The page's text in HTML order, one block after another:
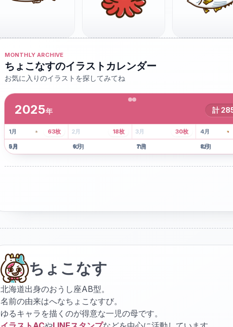
MONTHLY ARCHIVE
ちょこなすのイラストカレンダー
お気に入りのイラストを探してみてね
2025年 計
1月 2枚 2月 3月 4月
5月
41枚
6月
13枚
7月
6枚
8月
9月
63枚
10月
18枚
11月
30枚
12月
ちょこなす
北海道出身のおうし座AB型。
名前の由来はへなちょこなすび。
ゆるキャラを描くのが得意な一児の母です。